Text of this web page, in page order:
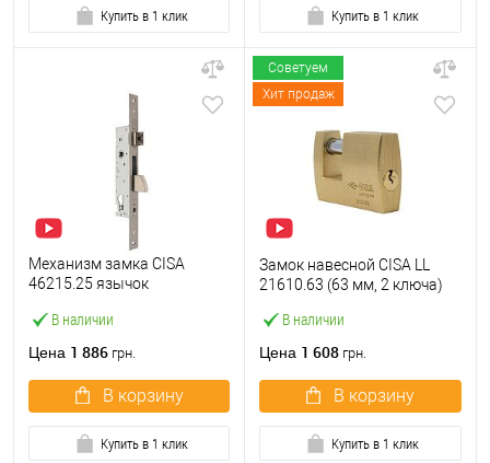
Купить в 1 клик Купить в 1 клик
В наличии
Механизм замка CISA
46215.25 язычок
нержавеющая сталь
Цена 1 886 грн.
В корзину
Купить в 1 клик
Советуем
Хит продаж
В наличии
Замок навесной CISA LL
21610.63 (63 мм, 2 ключа)
Цена 1 608 грн.
В корзину
Купить в 1 клик